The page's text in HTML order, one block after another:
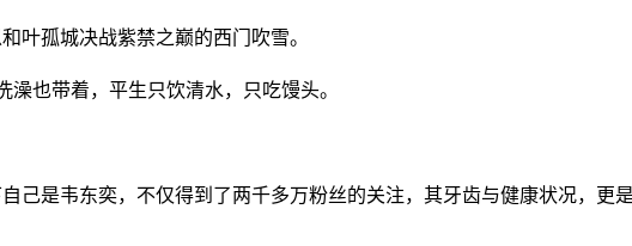
叶孤城决战紫禁之巅的西门吹雪。
也带着，平生只饮清水，只吃馒头。
己是韦东奕，不仅得到了两千多万粉丝的关注，其牙齿与健康状况，更